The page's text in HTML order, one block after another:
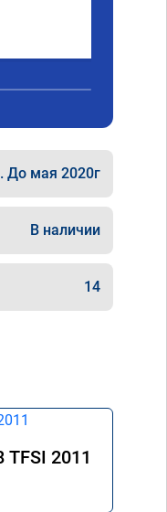
До мая 2020г
В наличии
14
2011